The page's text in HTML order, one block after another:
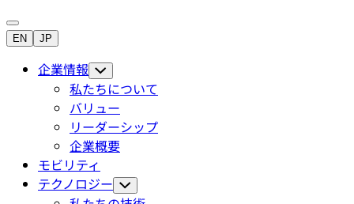
EN JP
企業情報
私たちについて
バリュー
リーダーシップ
企業概要
モビリティ
テクノロジー